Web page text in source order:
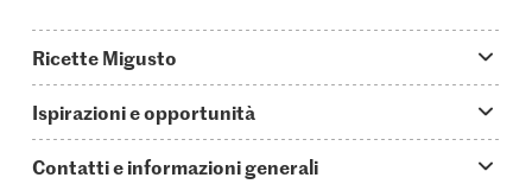
Ricette Migusto
Oggi cucino
Ispirazioni e opportunità
Contatti e informazioni generali